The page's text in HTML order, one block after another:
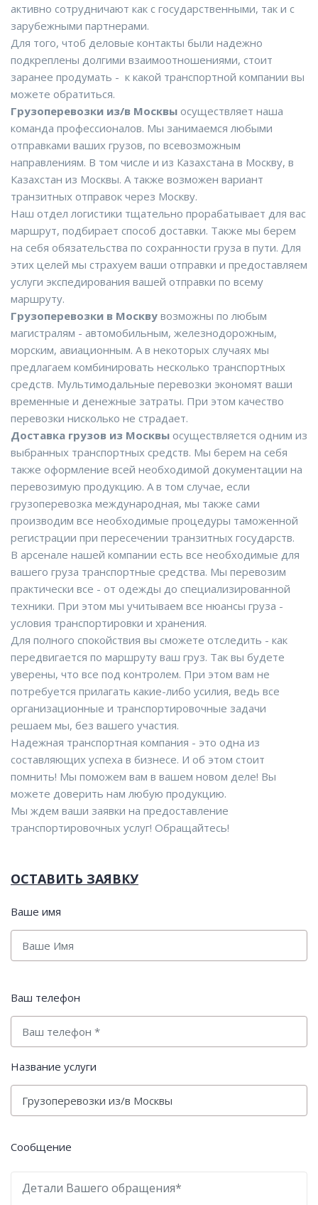
активно сотрудничают как с государственными, так и с
зарубежными партнерами.
Для того, чтоб деловые контакты были надежно
подкреплены долгими взаимоотношениями, стоит
заранее продумать - к какой транспортной компании вы
можете обратиться.
Грузоперевозки из/в Москвы осуществляет наша
команда профессионалов. Мы занимаемся любыми
отправками ваших грузов, по всевозможным
направлениям. В том числе и из Казахстана в Москву, в
Казахстан из Москвы. А также возможен вариант
транзитных отправок через Москву.
Наш отдел логистики тщательно прорабатывает для вас
маршрут, подбирает способ доставки. Также мы берем
на себя обязательства по сохранности груза в пути. Для
этих целей мы страхуем ваши отправки и предоставляем
услуги экспедирования вашей отправки по всему
маршруту.
Грузоперевозки в Москву возможны по любым
магистралям - автомобильным, железнодорожным,
морским, авиационным. А в некоторых случаях мы
предлагаем комбинировать несколько транспортных
средств. Мультимодальные перевозки экономят ваши
временные и денежные затраты. При этом качество
перевозки нисколько не страдает.
Доставка грузов из Москвы осуществляется одним из
выбранных транспортных средств. Мы берем на себя
также оформление всей необходимой документации на
перевозимую продукцию. А в том случае, если
грузоперевозка международная, мы также сами
производим все необходимые процедуры таможенной
регистрации при пересечении транзитных государств.
В арсенале нашей компании есть все необходимые для
вашего груза транспортные средства. Мы перевозим
практически все - от одежды до специализированной
техники. При этом мы учитываем все нюансы груза -
условия транспортировки и хранения.
Для полного спокойствия вы сможете отследить - как
передвигается по маршруту ваш груз. Так вы будете
уверены, что все под контролем. При этом вам не
потребуется прилагать какие-либо усилия, ведь все
организационные и транспортировочные задачи
решаем мы, без вашего участия.
Надежная транспортная компания - это одна из
составляющих успеха в бизнесе. И об этом стоит
помнить! Мы поможем вам в вашем новом деле! Вы
можете доверить нам любую продукцию.
Мы ждем ваши заявки на предоставление
транспортировочных услуг! Обращайтесь!
ОСТАВИТЬ ЗАЯВКУ
Ваше имя
Ваш телефон
Название услуги
Сообщение